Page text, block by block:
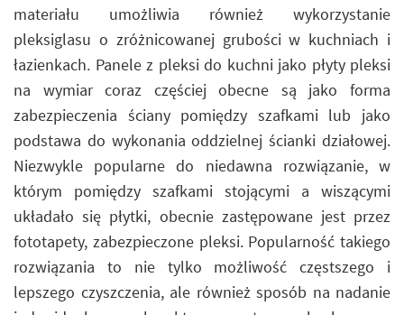
materiału umożliwia również wykorzystanie
pleksiglasu o zróżnicowanej grubości w kuchniach i
łazienkach. Panele z pleksi do kuchni jako płyty pleksi
na wymiar coraz częściej obecne są jako forma
zabezpieczenia ściany pomiędzy szafkami lub jako
podstawa do wykonania oddzielnej ścianki działowej.
Niezwykle popularne do niedawna rozwiązanie, w
którym pomiędzy szafkami stojącymi a wiszącymi
układało się płytki, obecnie zastępowane jest przez
fototapety, zabezpieczone pleksi. Popularność takiego
rozwiązania to nie tylko możliwość częstszego i
lepszego czyszczenia, ale również sposób na nadanie